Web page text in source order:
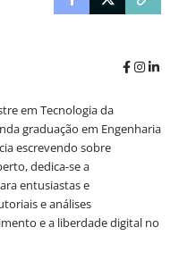
em Tecnologia da
graduação em Engenharia
escrevendo sobre
dedica-se a
entusiastas e
e análises
e a liberdade digital no